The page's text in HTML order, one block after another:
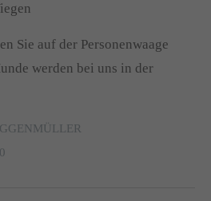
Sie auf der Personenwaage
werden bei uns in der